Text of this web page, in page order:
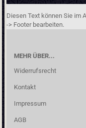
Diesen Text können Sie im
-> Footer bearbeiten.
MEHR ÜBER...
Widerrufsrecht
Kontakt
Impressum
AGB